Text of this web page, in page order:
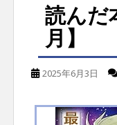
読んだ
月】
2025年6月3日